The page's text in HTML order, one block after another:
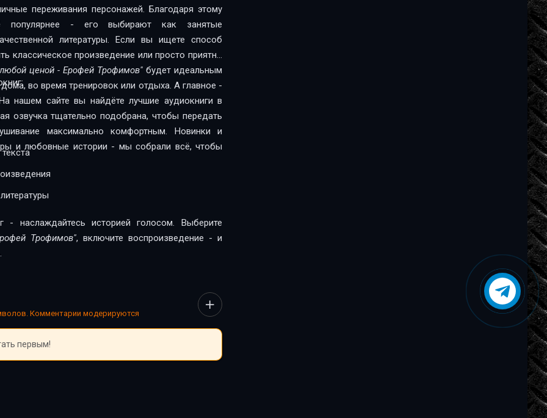
переживания персонажей. Благодаря этому
популярнее - его выбирают как занятые
Если вы ищете способ
классическое произведение или просто приятно
ценой - Ерофей Трофимов" будет идеальным
во время тренировок или отдыха. А главное -
нашем сайте вы найдёте лучшие аудиокниги в
озвучка тщательно подобрана, чтобы передать
максимально комфортным. Новинки и
и любовные истории - мы собрали всё, чтобы
- наслаждайтесь историей голосом. Выберите
Трофимов", включите воспроизведение - и
Комментарии модерируются
первым!